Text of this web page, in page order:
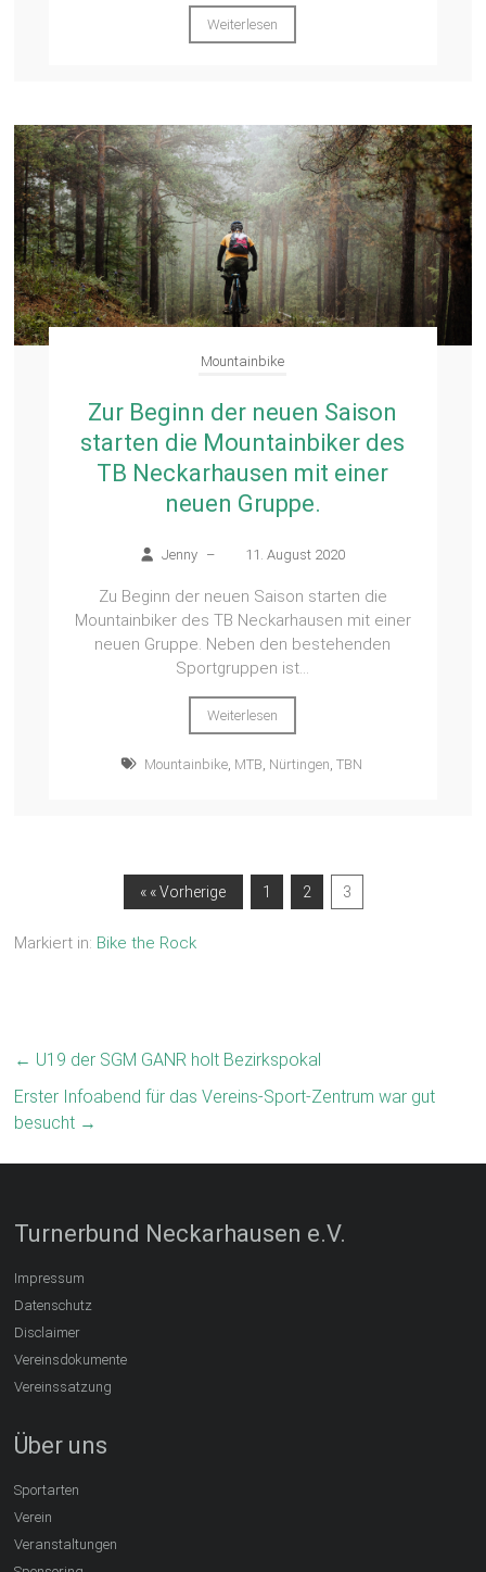
Weiterlesen
Mountainbike
Zur Beginn der neuen Saison
starten die Mountainbiker des
TB Neckarhausen mit einer
neuen Gruppe.
Jenny – 11. August 2020
Zu Beginn der neuen Saison starten die
Mountainbiker des TB Neckarhausen mit einer
neuen Gruppe. Neben den bestehenden
Sportgruppen ist...
Weiterlesen
Mountainbike MTB Nürtingen ,TBN
« « Vorherige 1 2 3
Markiert in: Bike the Rock
← U19 der SGM GANR holt Bezirkspokal
Erster Infoabend für das Vereins-Sport-Zentrum war gut
besucht →
Turnerbund Neckarhausen e.V.
Impressum
Datenschutz
Disclaimer
Vereinsdokumente
Vereinssatzung
Über uns
Sportarten
Verein
Veranstaltungen